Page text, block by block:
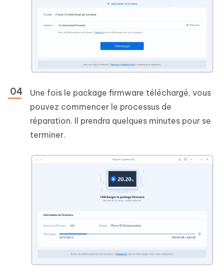
Une fois le package firmware téléchargé, vous
pouvez commencer le processus de
réparation. Il prendra quelques minutes pour se
terminer.